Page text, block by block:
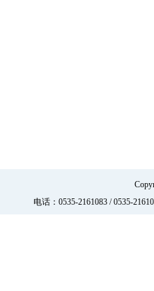
电话：0535-2161083 / 0535-